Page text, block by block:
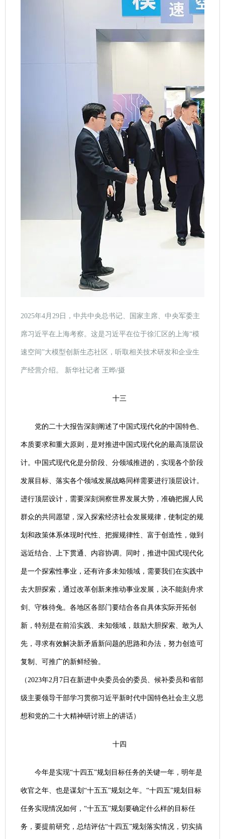
2025年4月29日，中共中央总书记、国家主席、中央军委主
席习近平在上海考察。这是习近平在位于徐汇区的上海“模
速空间”大模型创新生态社区，听取相关技术研发和企业生
产经营介绍。 新华社记者 王晔/摄
十三
党的二十大报告深刻阐述了中国式现代化的中国特色、
本质要求和重大原则，是对推进中国式现代化的最高顶层设
计。中国式现代化是分阶段、分领域推进的，实现各个阶段
发展目标、落实各个领域发展战略同样需要进行顶层设计。
进行顶层设计，需要深刻洞察世界发展大势，准确把握人民
群众的共同愿望，深入探索经济社会发展规律，使制定的规
划和政策体系体现时代性、把握规律性、富于创造性，做到
远近结合、上下贯通、内容协调。同时，推进中国式现代化
是一个探索性事业，还有许多未知领域，需要我们在实践中
去大胆探索，通过改革创新来推动事业发展，决不能刻舟求
剑、守株待兔。各地区各部门要结合各自具体实际开拓创
新，特别是在前沿实践、未知领域，鼓励大胆探索、敢为人
先，寻求有效解决新矛盾新问题的思路和办法，努力创造可
复制、可推广的新鲜经验。
（2023年2月7日在新进中央委员会的委员、候补委员和省部
级主要领导干部学习贯彻习近平新时代中国特色社会主义思
想和党的二十大精神研讨班上的讲话）
十四
今年是实现“十四五”规划目标任务的关键一年，明年是
收官之年、也是谋划“十五五”规划之年。“十四五”规划目标
任务实现情况如何，“十五五”规划要确定什么样的目标任
务，要提前研究，总结评估“十四五”规划落实情况，切实搞